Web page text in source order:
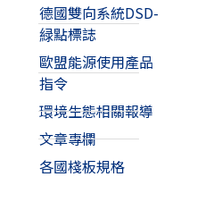
德國雙向系統DSD-
緑點標誌
歐盟能源使用產品
指令
環境生態相關報導
文章專欄
各國棧板規格